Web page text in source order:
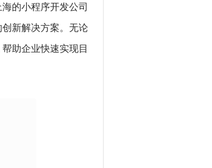
的小程序开发公司
新解决方案。无论
助企业快速实现目